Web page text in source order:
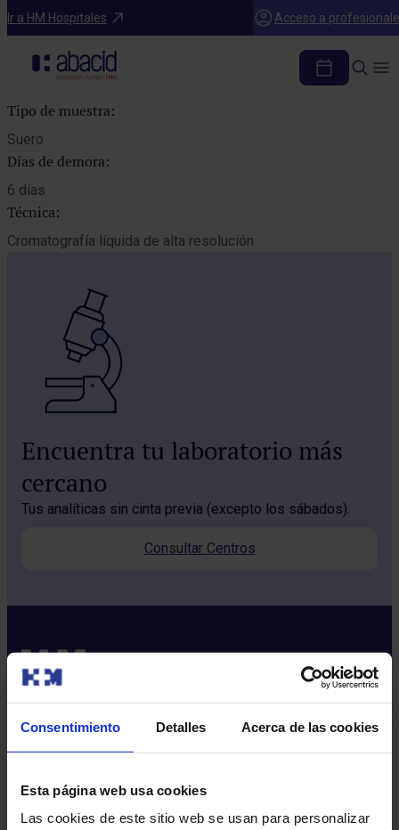
Consentimiento Detalles Acerca de las cookies
Esta página web usa cookies
Las cookies de este sitio web se usan para personalizar
Ir a HM Hospitales Acceso a
Catálogo de pruebas
VITAMINA E
Tipo de muestra:
Suero
Días de demora:
6 días
Técnica:
Cromatografía líquida de alta resolución
Encuentra tu laboratorio más
cercano
Tus analíticas sin cinta previa (excepto los sábados).
Consultar Centros
Excelencia y calidad​
Trabaja con nosotros​